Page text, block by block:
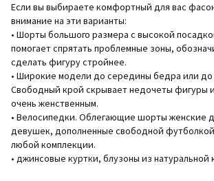
Если вы выбираете комфортный для вас
внимание на эти варианты:
• Шорты большого размера с высокой
помогает спрятать проблемные зоны,
сделать фигуру стройнее.
• Широкие модели до середины бедра или до
Свободный крой скрывает недочеты фигуры
очень женственным.
• Велосипедки. Облегающие шорты женские
девушек, дополненные свободной
любой комплекции.
• джинсовые куртки, блузоны из натуральной